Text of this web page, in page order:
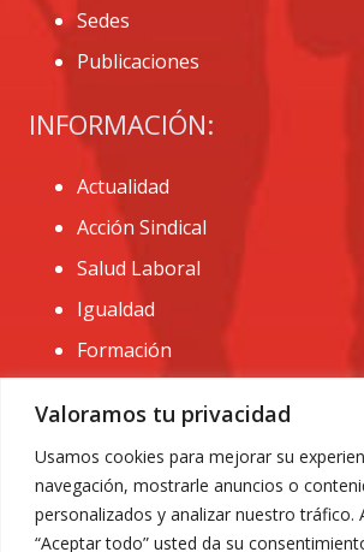
Valoramos tu privacidad
Usamos cookies para mejorar su
navegación, mostrarle anuncios o
personalizados y analizar nuestro tráfico.
“Aceptar todo” usted da su
Sedes
Publicaciones
INFORMACIÓN:
Actualidad
Acción Sindical
Salud Laboral
Igualdad
Formación
CONTACTO:
administracion@usomurcia.org
968 25 01 20
C/ Huerto de las bombas nº6.